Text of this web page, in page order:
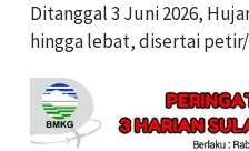
Ditanggal 3 Juni 2026,
hingga lebat, disertai